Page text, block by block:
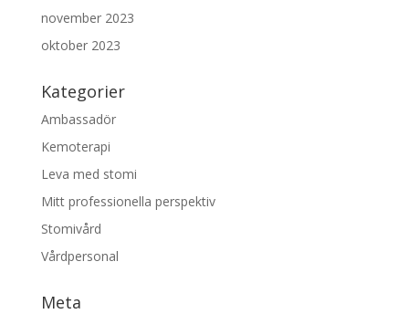
november 2023
oktober 2023
Kategorier
Ambassadör
Kemoterapi
Leva med stomi
Mitt professionella perspektiv
Stomivård
Vårdpersonal
Meta